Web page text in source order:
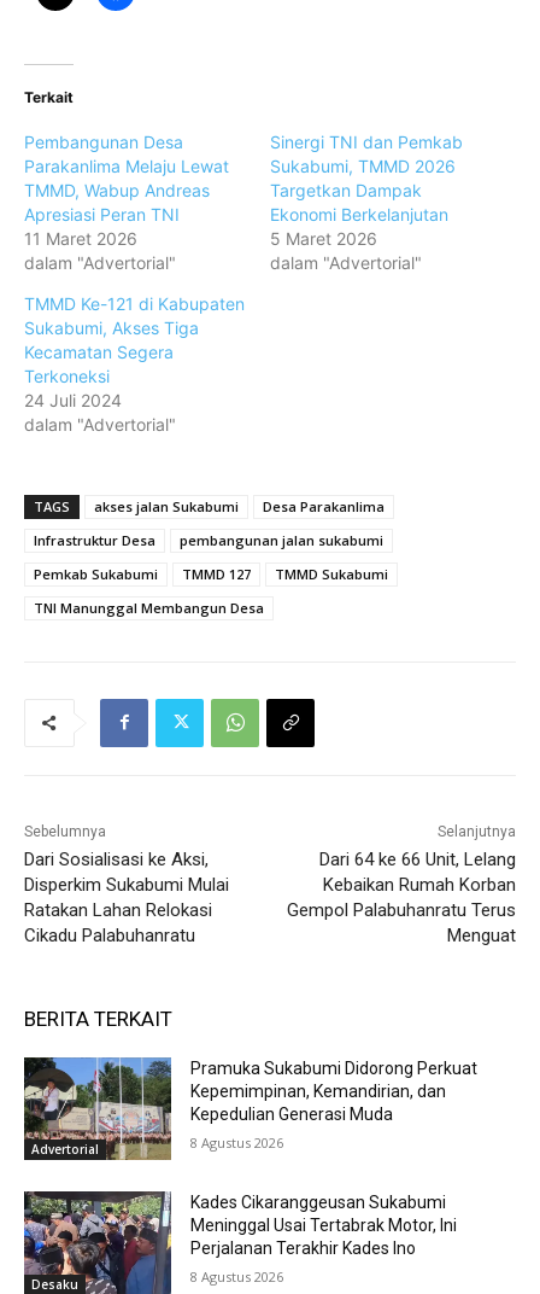
Terkait
Pembangunan Desa
Parakanlima Melaju Lewat
TMMD, Wabup Andreas
Apresiasi Peran TNI
11 Maret 2026
dalam "Advertorial"
Sinergi TNI dan Pemkab
Sukabumi, TMMD 2026
Targetkan Dampak
Ekonomi Berkelanjutan
5 Maret 2026
dalam "Advertorial"
TMMD Ke-121 di Kabupaten
Sukabumi, Akses Tiga
Kecamatan Segera
Terkoneksi
24 Juli 2024
dalam "Advertorial"
TAGS akses jalan Sukabumi
Desa Parakanlima
Infrastruktur Desa
pembangunan jalan sukabumi
Pemkab Sukabumi
TMMD 127
TMMD Sukabumi
TNI Manunggal Membangun Desa
Sebelumnya
Dari Sosialisasi ke Aksi,
Disperkim Sukabumi Mulai
Ratakan Lahan Relokasi
Cikadu Palabuhanratu
Selanjutnya
Dari 64 ke 66 Unit, Lelang
Kebaikan Rumah Korban
Gempol Palabuhanratu Terus
Menguat
BERITA TERKAIT
Advertorial
Pramuka Sukabumi Didorong Perkuat
Kepemimpinan, Kemandirian, dan
Kepedulian Generasi Muda
8 Agustus 2026
Desaku
Kades Cikaranggeusan Sukabumi
Meninggal Usai Tertabrak Motor, Ini
Perjalanan Terakhir Kades Ino
8 Agustus 2026